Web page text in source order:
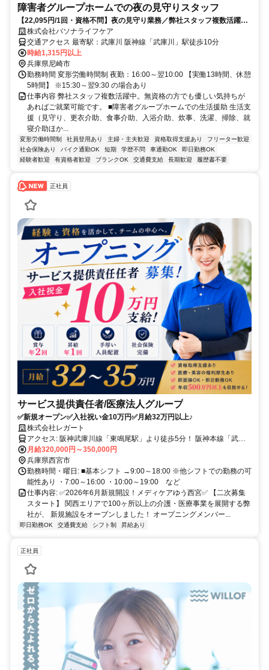
障害者グループホームでの夜の見守りスタッフ
【22,095円/1回・資格不問】夜の見守り業務／弊社スタッフ複数活躍中
☆施設見学可〇
株式会社パソナライフケア
交通アクセス 最寄駅：武庫川 阪神線「武庫川」駅徒歩10分
時給1,315円以上
兵庫県尼崎市
勤務時間 変形労働時間制 夜勤：16:00～翌10:00 【実働13時間、休憩
5時間】 ※15:30～翌9:30 の場合あり
仕事内容 弊社スタッフ複数活躍中。無資格の方でも優しい気持ちが
あればご就業可能です。 ■障害者グループホームでの生活援助 生活支
援（見守り、更衣介助、食事介助、入浴介助、炊事、洗濯、掃除、就
寝介助ほか...
変形労働時間制 社員登用あり 主婦・主夫歓迎 資格取得支援あり
フリーター歓迎
社会保険あり
バイク通勤OK 短期 学歴不問 車通勤OK
即日勤務OK
経験者歓迎
有資格者歓迎 ブランクOK 交通費支給 長期歓迎 履歴書不要
正社員
サービス提供責任者/医療法人グループ
✅新規オープン✅入社祝い金10万円✅月給32万円以上♪
株式会社レガート
アクセス: 阪神武庫川線「東鳴尾駅」より徒歩5分！ 阪神本線「武庫
川駅」より貸出自転車にて3分！ ✨バイクOK・車通勤相談可✨ ✨電動
自転車の貸出あり✨
月給320,000円～350,000円
兵庫県西宮市
勤務時間・曜日: ■基本シフト →9:00～18:00 ※他シフトでの勤務の可
能性あり ・7:00～16:00 ・10:00～19:00 など
仕事内容: ✅2026年6月新規開設！メディケアゆう西宮✅ 【二次募集
スタート】 関西エリアで100ヶ所以上の介護・医療事業を展開する弊
社が、 新規施設をオープンしました！ オープニングメンバー...
即日勤務OK 交通費支給 シフト制 昇給あり
正社員